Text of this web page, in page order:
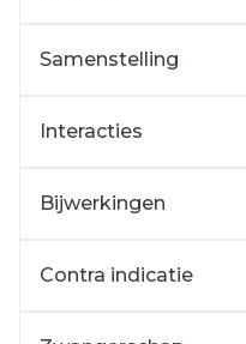
Samenstelling
Interacties
Bijwerkingen
Contra indicatie